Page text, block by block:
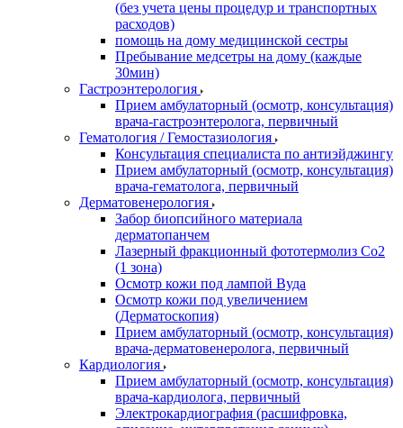
(без учета цены процедур и транспортных
расходов)
помощь на дому медицинской сестры
Пребывание медсетры на дому (каждые
30мин)
Гастроэнтерология
Прием амбулаторный (осмотр, консультация)
врача-гастроэнтеролога, первичный
Гематология / Гемостазиология
Консультация специалиста по антиэйджингу
Прием амбулаторный (осмотр, консультация)
врача-гематолога, первичный
Дерматовенерология
Забор биопсийного материала
дерматопанчем
Лазерный фракционный фототермолиз Со2
(1 зона)
Осмотр кожи под лампой Вуда
Осмотр кожи под увеличением
(Дерматоскопия)
Прием амбулаторный (осмотр, консультация)
врача-дерматовенеролога, первичный
Кардиология
Прием амбулаторный (осмотр, консультация)
врача-кардиолога, первичный
Электрокардиография (расшифровка,